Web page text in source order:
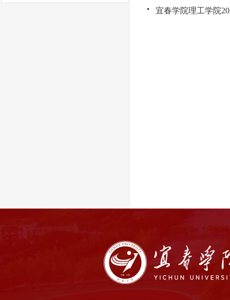
宜春学院理工学院